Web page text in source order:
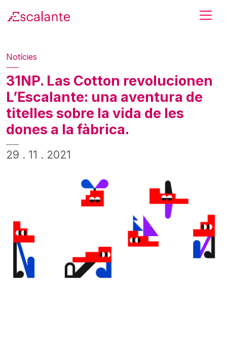
Notícies
31NP. Las Cotton revolucionen
L’Escalante: una aventura de
titelles sobre la vida de les
dones a la fàbrica.
29 . 11 . 2021